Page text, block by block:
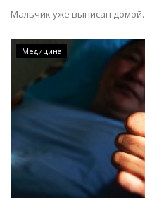
Мальчик уже выписан домой.
Медицина